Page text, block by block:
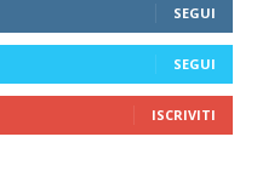
SEGUI
SEGUI
ISCRIVITI